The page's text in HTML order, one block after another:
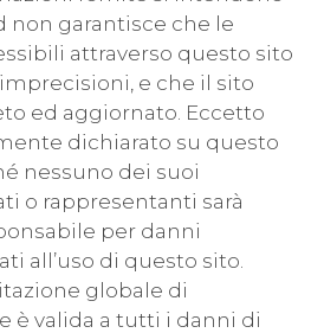
non garantisce che le
attraverso questo sito
e che il sito
ed aggiornato. Eccetto
dichiarato su questo
nessuno dei suoi
o rappresentanti sarà
per danni
all’uso di questo sito.
globale di
è valida a tutti i danni di